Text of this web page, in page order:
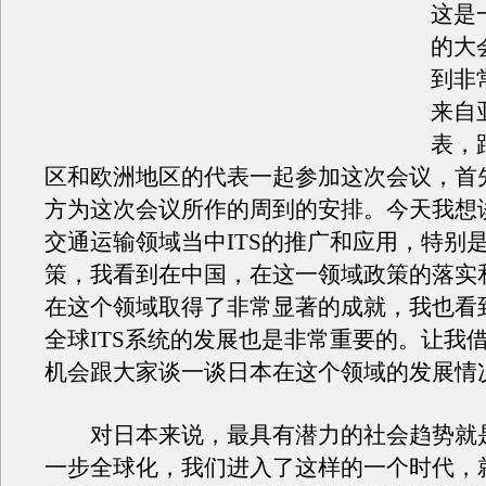
这是
的大
到非
来自
表，
区和欧洲地区的代表一起参加这次会议，首
方为这次会议所作的周到的安排。今天我想
交通运输领域当中ITS的推广和应用，特别
策，我看到在中国，在这一领域政策的落实
在这个领域取得了非常显著的成就，我也看
全球ITS系统的发展也是非常重要的。让我
机会跟大家谈一谈日本在这个领域的发展情
对日本来说，最具有潜力的社会趋势就
一步全球化，我们进入了这样的一个时代，